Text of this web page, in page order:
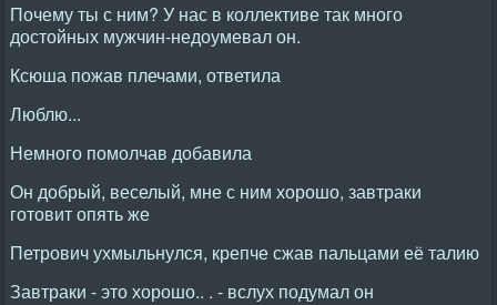
Почему ты с ним? У нас в коллективе так много
достойных мужчин-недоумевал он.
Ксюша пожав плечами, ответила
Люблю...
Немного помолчав добавила
Он добрый, веселый, мне с ним хорошо, завтраки
готовит опять же
Петрович ухмыльнулся, крепче сжав пальцами её талию
Завтраки - это хорошо.. . - вслух подумал он